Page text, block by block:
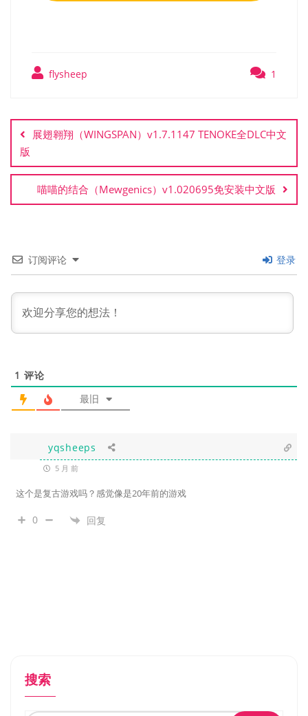
flysheep 1
章
导
航
展翅翱翔（WINGSPAN）v1.7.1147 TENOKE全DLC中文
版
喵喵的结合（Mewgenics）v1.020695免安装中文版
订阅评论 登录
1 评论
最旧
yqsheeps
5 月 前
这个是复古游戏吗？感觉像是20年前的游戏
0 回复
搜索